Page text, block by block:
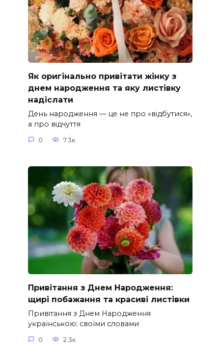
Як оригінально привітати жінку з
днем народження та яку листівку
надіслати
День народження — це не про «відбутися»,
а про відчуття
0 7.3к.
Привітання з Днем Народження:
щирі побажання та красиві листівки
Привітання з Днем Народження
українською: своїми словами
0 2.3к.